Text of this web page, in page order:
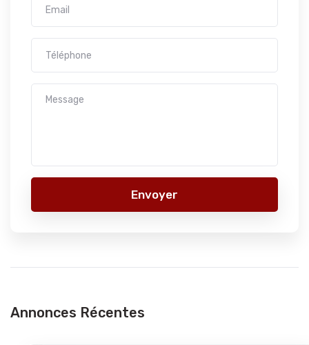
Envoyer
Annonces Récentes